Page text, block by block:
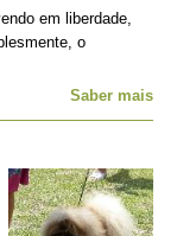
em liberdade,
o
Saber mais